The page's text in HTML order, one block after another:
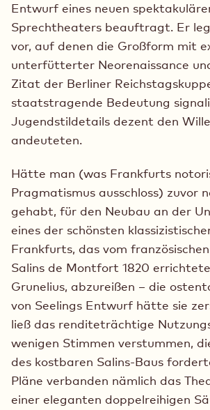
Entwurf eines neuen
Sprechtheaters beauftragt. Er
vor, auf denen die Großform mit
unterfütterter Neorenaissance
Zitat der Berliner
staatstragende Bedeutung
Jugendstildetails dezent den
andeuteten.
Hätte man (was Frankfurts
Pragmatismus ausschloss) zuvor
gehabt, für den Neubau an der
eines der schönsten
Frankfurts, das vom
Salins de Montfort 1820
Grunelius, abzureißen – die
von Seelings Entwurf hätte sie
ließ das renditeträchtige
wenigen Stimmen verstummen,
des kostbaren Salins-Baus
Pläne verbanden nämlich das
einer eleganten doppelreihigen